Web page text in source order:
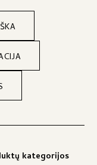
kategorijos